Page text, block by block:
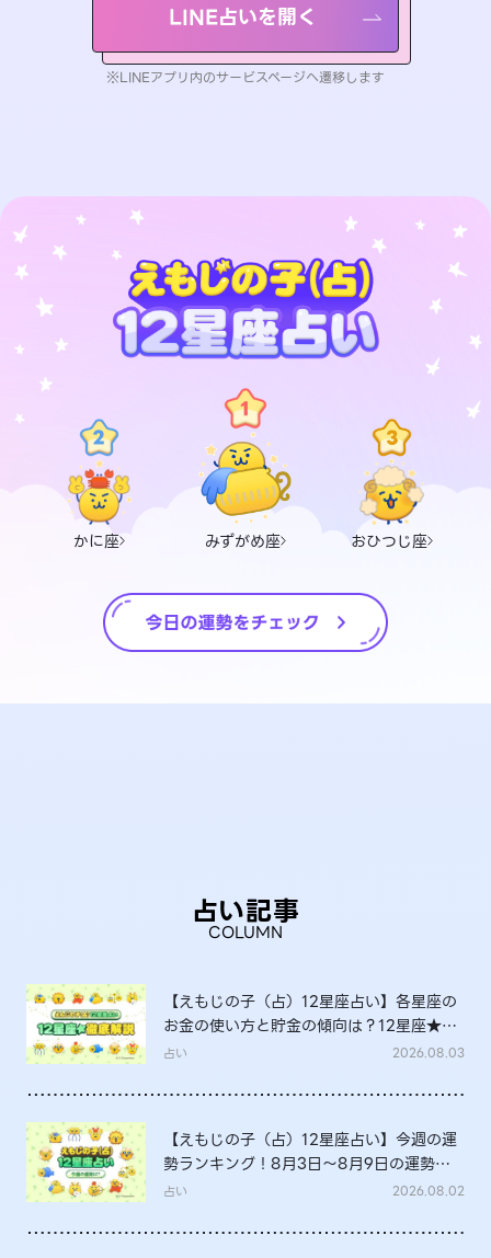
LINE占いを開く
※LINEアプリ内のサービスページへ遷移します
かに座 みずがめ座 おひつじ座
占い記事
COLUMN
【えもじの子（占）12星座占い】各星座の
お金の使い方と貯金の傾向は？12星座★徹
底解説
占い 2026.08.03
【えもじの子（占）12星座占い】今週の運
勢ランキング！8月3日～8月9日の運勢
は？
占い 2026.08.02